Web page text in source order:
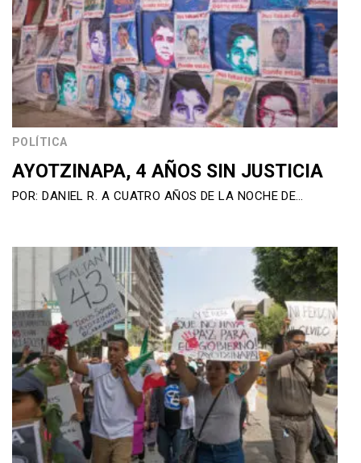
POLÍTICA
AYOTZINAPA, 4 AÑOS SIN JUSTICIA
POR: DANIEL R. A CUATRO AÑOS DE LA NOCHE DE…